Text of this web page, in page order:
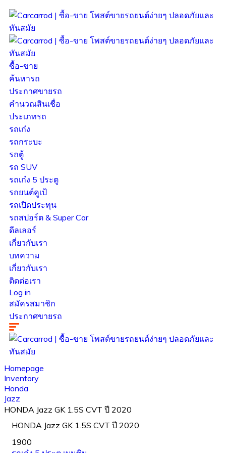
ซื้อ-ขาย
ค้นหารถ
ประกาศขายรถ
คำนวณสินเชื่อ
ประเภทรถ
รถเก๋ง
รถกระบะ
รถตู้
รถ SUV
รถเก๋ง 5 ประตู
รถยนต์คูเป้
รถเปิดประทุน
รถสปอร์ต & Super Car
ดีลเลอร์
เกี่ยวกับเรา
บทความ
เกี่ยวกับเรา
ติดต่อเรา
Log in
สมัครสมาชิก
ประกาศขายรถ
Homepage
Inventory
Honda
Jazz
HONDA Jazz GK 1.5S CVT ปี 2020
HONDA Jazz GK 1.5S CVT ปี 2020
1900